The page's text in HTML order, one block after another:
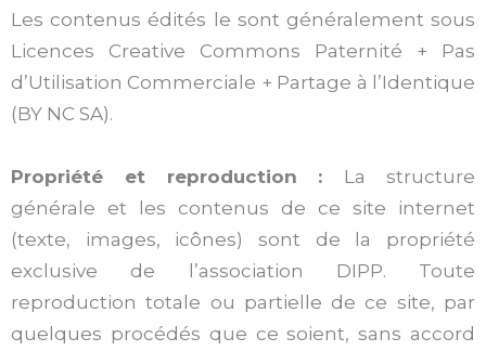
Les contenus édités le sont généralement sous
Licences Creative Commons Paternité + Pas
d’Utilisation Commerciale + Partage à l’Identique
(BY NC SA).
Propriété et reproduction : La structure
générale et les contenus de ce site internet
(texte, images, icônes) sont de la propriété
exclusive de l’association DIPP. Toute
reproduction totale ou partielle de ce site, par
quelques procédés que ce soient, sans accord